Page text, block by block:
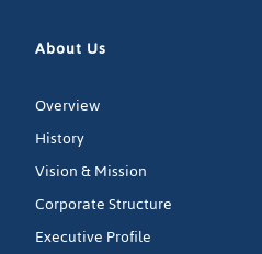
About Us
Overview
History
Vision & Mission
Corporate Structure
Executive Profile